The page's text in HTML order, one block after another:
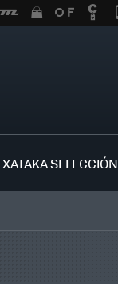
XATAKA SELECCIÓN